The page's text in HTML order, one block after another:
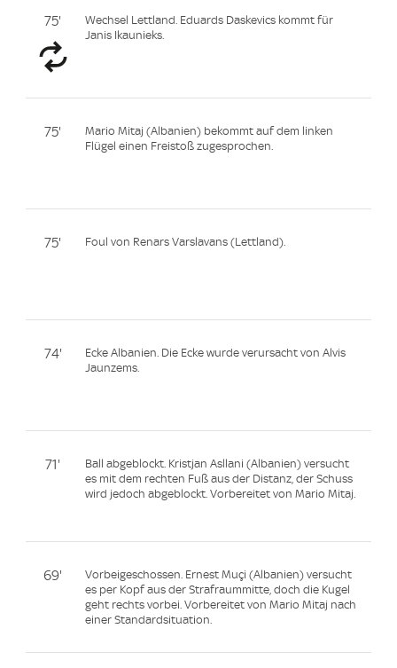
75'
Wechsel Lettland. Eduards Daskevics kommt für
Janis Ikaunieks.
75'
Mario Mitaj (Albanien) bekommt auf dem linken
Flügel einen Freistoß zugesprochen.
75' Foul von Renars Varslavans (Lettland).
74'
Ecke Albanien. Die Ecke wurde verursacht von Alvis
Jaunzems.
71'
Ball abgeblockt. Kristjan Asllani (Albanien) versucht
es mit dem rechten Fuß aus der Distanz, der Schuss
wird jedoch abgeblockt. Vorbereitet von Mario Mitaj.
69'
Vorbeigeschossen. Ernest Muçi (Albanien) versucht
es per Kopf aus der Strafraummitte, doch die Kugel
geht rechts vorbei. Vorbereitet von Mario Mitaj nach
einer Standardsituation.